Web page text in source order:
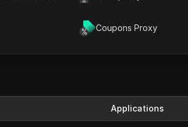
Coupons Proxy
du nombre de proxies souhaité et
Applications